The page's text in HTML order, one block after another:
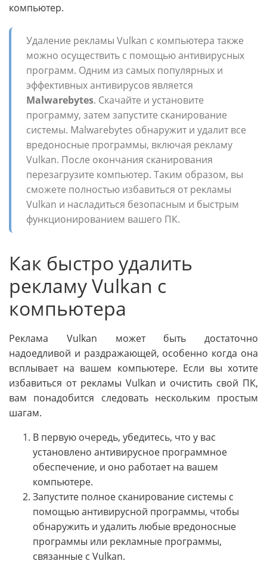
компьютер.
Удаление рекламы Vulkan с компьютера также
можно осуществить с помощью антивирусных
программ. Одним из самых популярных и
эффективных антивирусов является
Malwarebytes. Скачайте и установите
программу, затем запустите сканирование
системы. Malwarebytes обнаружит и удалит все
вредоносные программы, включая рекламу
Vulkan. После окончания сканирования
перезагрузите компьютер. Таким образом, вы
сможете полностью избавиться от рекламы
Vulkan и насладиться безопасным и быстрым
функционированием вашего ПК.
Как быстро удалить
рекламу Vulkan с
компьютера
Реклама Vulkan может быть достаточно
надоедливой и раздражающей, особенно когда она
всплывает на вашем компьютере. Если вы хотите
избавиться от рекламы Vulkan и очистить свой ПК,
вам понадобится следовать нескольким простым
шагам.
В первую очередь, убедитесь, что у вас
установлено антивирусное программное
обеспечение, и оно работает на вашем
компьютере.
Запустите полное сканирование системы с
помощью антивирусной программы, чтобы
обнаружить и удалить любые вредоносные
программы или рекламные программы,
связанные с Vulkan.